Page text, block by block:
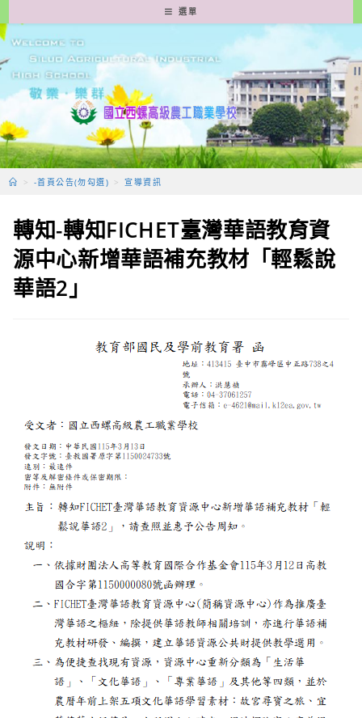
轉
至
要
容
選單
> -首頁公告(勿勾選) > 宣導資訊
轉知-轉知FICHET臺灣華語教育資
源中心新增華語補充教材「輕鬆說
華語2」